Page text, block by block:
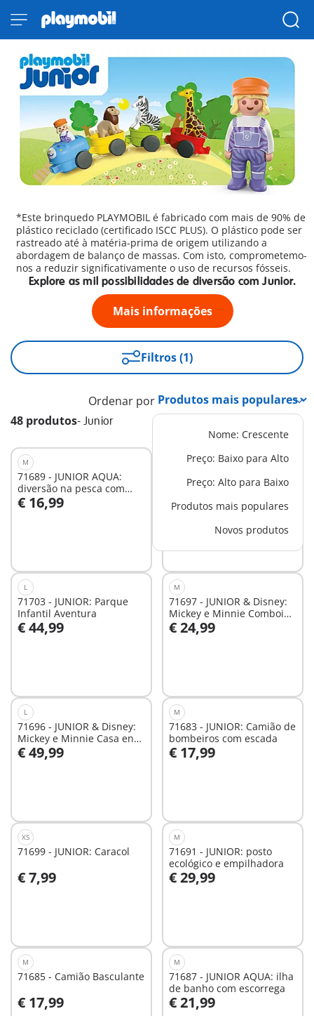
*Este brinquedo PLAYMOBIL é fabricado com mais de 90% de
plástico reciclado (certificado ISCC PLUS). O plástico pode ser
rastreado até à matéria-prima de origem utilizando a
abordagem de balanço de massas. Com isto, comprometemo-
nos a reduzir significativamente o uso de recursos fósseis.
Explore as mil possibilidades de diversão com Junior.
Mais informações
Filtros (1)
48 produtos- Junior
Ordenar por
Nome: Crescente
Preço: Baixo para Alto
Preço: Alto para Baixo
Produtos mais populares
Novos produtos
M
71689 - JUNIOR AQUA:
diversão na pesca com
animais marinhos
€ 16,99
Ao carrinho
71695 - JUNIOR & Disney:
Winnie The Pooh Pote de
Mel
€ 9,99
Ao carrinho
L
71703 - JUNIOR: Parque
Infantil Aventura
€ 44,99
Ao carrinho
M
71697 - JUNIOR & Disney:
Mickey e Minnie Comboio
Nuvem
€ 24,99
Ao carrinho
L
71696 - JUNIOR & Disney:
Mickey e Minnie Casa en
las Nubes
€ 49,99
Ao carrinho
M
71683 - JUNIOR: Camião de
bombeiros com escada
€ 17,99
Ao carrinho
XS
71699 - JUNIOR: Caracol
€ 7,99
Ao carrinho
M
71691 - JUNIOR: posto
ecológico e empilhadora
€ 29,99
Ao carrinho
M
71685 - Camião Basculante
€ 17,99
Ao carrinho
M
71687 - JUNIOR AQUA: ilha
de banho com escorrega
€ 21,99
Ao carrinho